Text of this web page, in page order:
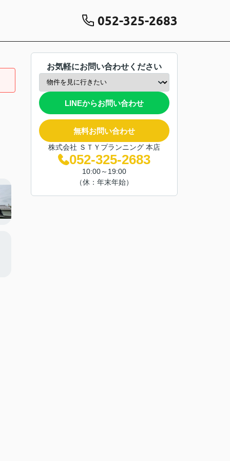
052-325-2683
お気軽にお問い合わせください
LINEからお問い合わせ
無料お問い合わせ
株式会社 ＳＴＹプランニング 本店
052-325-2683
10:00～19:00
（休：年末年始）